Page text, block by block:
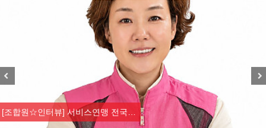
[조합원☆인터뷰] 서비스연맹 전국…